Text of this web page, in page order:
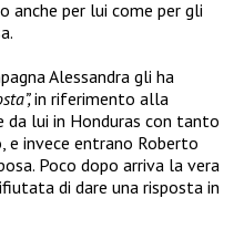
anche per lui come per gli
Alessandra gli ha
in riferimento alla
lui in Honduras con tanto
invece entrano Roberto
Poco dopo arriva la vera
di dare una risposta in